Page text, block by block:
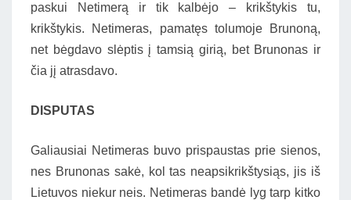
paskui Netimerą ir tik kalbėjo – krikštykis tu,
krikštykis. Netimeras, pamatęs tolumoje Brunoną,
net bėgdavo slėptis į tamsią girią, bet Brunonas ir
čia jį atrasdavo.
DISPUTAS
Galiausiai Netimeras buvo prispaustas prie sienos,
nes Brunonas sakė, kol tas neapsikrikštysiąs, jis iš
Lietuvos niekur neis. Netimeras bandė lyg tarp kitko